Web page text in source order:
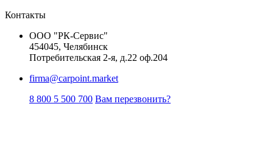
Контакты
ООО "РК-Сервис"
454045, Челябинск
Потребительская 2-я, д.22 оф.204
firma@carpoint.market
8 800 5 500 700 Вам перезвонить?